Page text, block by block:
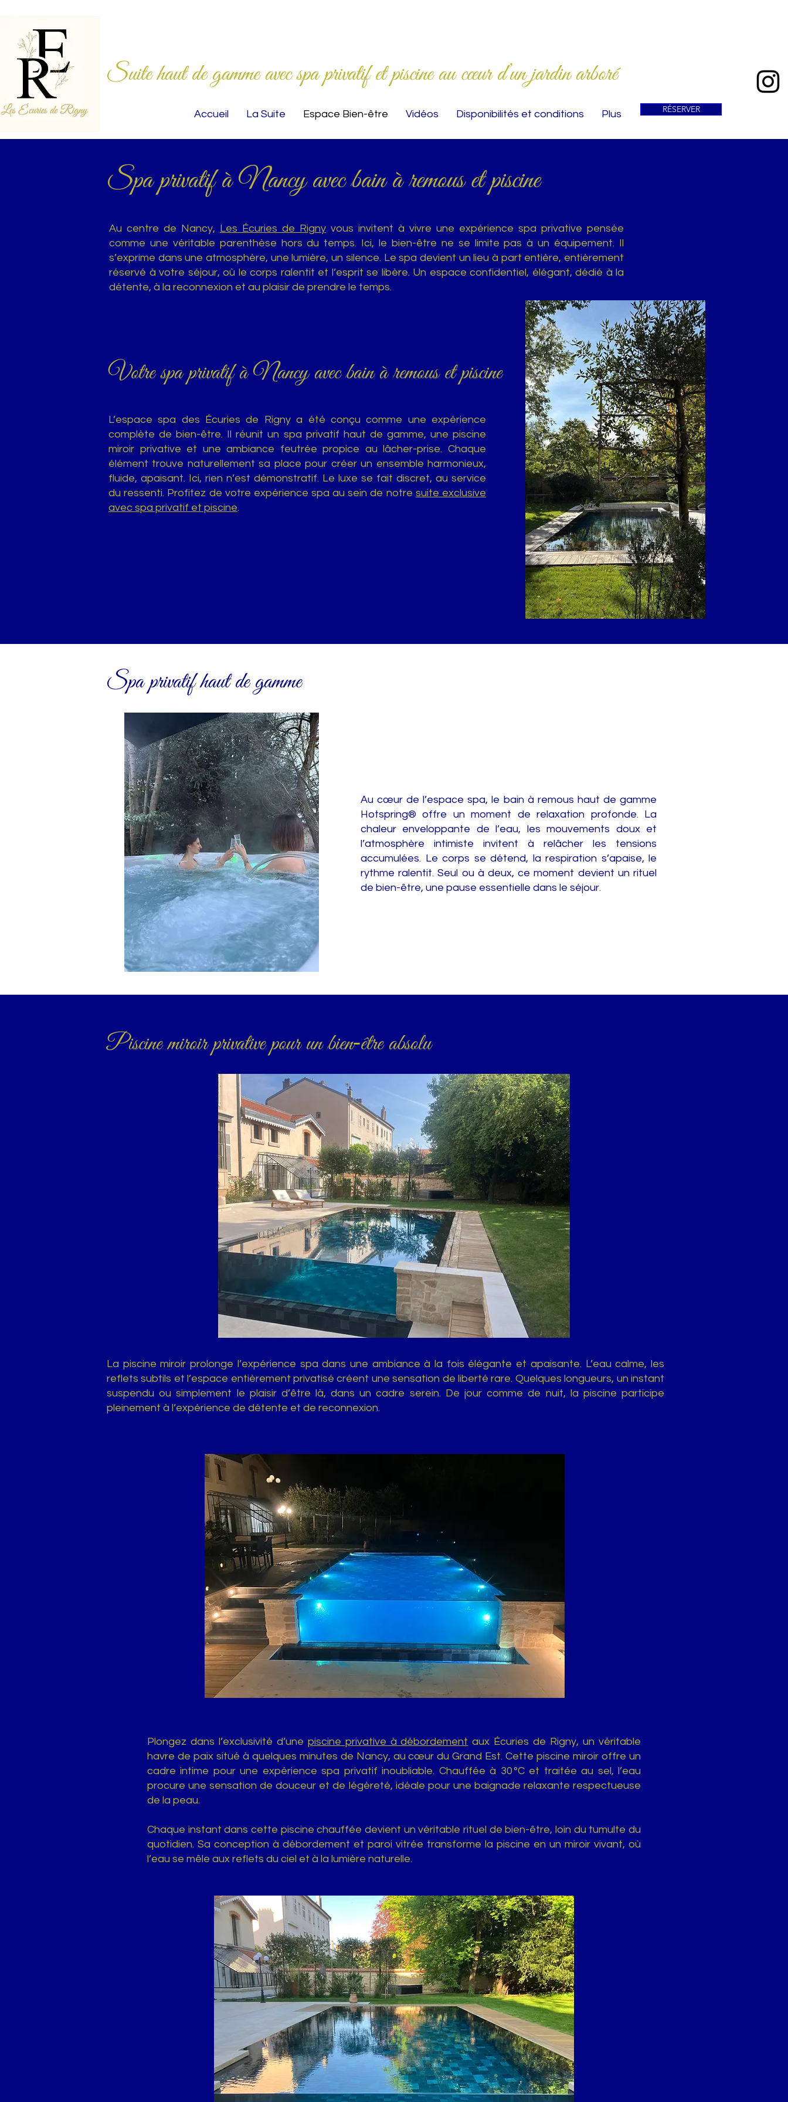
Suite haut de gamme avec spa privatif et piscine au cœur d’un jardin arboré
Accueil La Suite Espace Bien-être Vidéos Disponibilités et conditions Plus RÉSERVER
Spa privatif à Nancy avec bain à remous et piscine
Au centre de Nancy, Les Écuries de Rigny vous invitent à vivre une expérience spa privative pensée
comme une véritable parenthèse hors du temps. Ici, le bien-être ne se limite pas à un équipement. Il
s’exprime dans une atmosphère, une lumière, un silence. Le spa devient un lieu à part entière, entièrement
réservé à votre séjour, où le corps ralentit et l’esprit se libère. Un espace confidentiel, élégant, dédié à la
détente, à la reconnexion et au plaisir de prendre le temps.
Votre spa privatif à Nancy avec bain à remous et piscine
​L’espace spa des Écuries de Rigny a été conçu comme une expérience
complète de bien-être. Il réunit un spa privatif haut de gamme, une piscine
miroir privative et une ambiance feutrée propice au lâcher-prise. Chaque
élément trouve naturellement sa place pour créer un ensemble harmonieux,
fluide, apaisant. Ici, rien n’est démonstratif. Le luxe se fait discret, au service
du ressenti. Profitez de votre expérience spa au sein de notre suite exclusive
avec spa privatif et piscine.
Spa privatif haut de gamme
Au cœur de l’espace spa, le bain à remous haut de gamme
Hotspring® offre un moment de relaxation profonde. La
chaleur enveloppante de l’eau, les mouvements doux et
l’atmosphère intimiste invitent à relâcher les tensions
accumulées. Le corps se détend, la respiration s’apaise, le
rythme ralentit. Seul ou à deux, ce moment devient un rituel
de bien-être, une pause essentielle dans le séjour.
Piscine miroir privative pour un bien‑être absolu
La piscine miroir prolonge l’expérience spa dans une ambiance à la fois élégante et apaisante. L’eau calme, les
reflets subtils et l’espace entièrement privatisé créent une sensation de liberté rare. Quelques longueurs, un instant
suspendu ou simplement le plaisir d’être là, dans un cadre serein. De jour comme de nuit, la piscine participe
pleinement à l’expérience de détente et de reconnexion.
Plongez dans l’exclusivité d’une piscine privative à débordement aux Écuries de Rigny, un véritable
havre de paix situé à quelques minutes de Nancy, au cœur du Grand Est. Cette piscine miroir offre un
cadre intime pour une expérience spa privatif inoubliable. Chauffée à 30 °C et traitée au sel, l’eau
procure une sensation de douceur et de légèreté, idéale pour une baignade relaxante respectueuse
de la peau.
Chaque instant dans cette piscine chauffée devient un véritable rituel de bien-être, loin du tumulte du
quotidien. Sa conception à débordement et paroi vitrée transforme la piscine en un miroir vivant, où
l’eau se mêle aux reflets du ciel et à la lumière naturelle.